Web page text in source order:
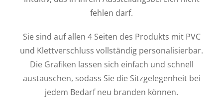
fehlen darf.
Sie sind auf allen 4 Seiten des Produkts mit PVC
und Klettverschluss vollständig personalisierbar.
Die Grafiken lassen sich einfach und schnell
austauschen, sodass Sie die Sitzgelegenheit bei
jedem Bedarf neu branden können.